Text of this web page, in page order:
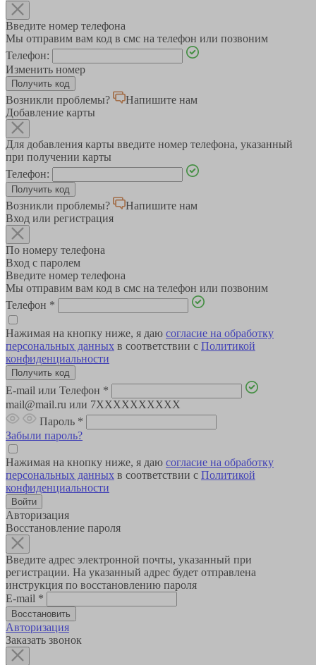
Введите номер телефона
Мы отправим вам код в смс на телефон или позвоним
Телефон:
Изменить номер
Возникли проблемы?
Напишите нам
Добавление карты
Для добавления карты введите номер телефона, указанный
при получении карты
Телефон:
Возникли проблемы?
Напишите нам
Вход или регистрация
По номеру телефона
Вход с паролем
Введите номер телефона
Мы отправим вам код в смс на телефон или позвоним
Телефон *
Нажимая на кнопку ниже, я даю согласие на обработку
персональных данных в соответствии с Политикой
конфиденциальности
E-mail или Телефон *
mail@mail.ru или 7XXXXXXXXXX
Пароль *
Забыли пароль?
Нажимая на кнопку ниже, я даю согласие на обработку
персональных данных в соответствии с Политикой
конфиденциальности
Авторизация
Восстановление пароля
Введите адрес электронной почты, указанный при
регистрации. На указанный адрес будет отправлена
инструкция по восстановлению пароля
E-mail *
Авторизация
Заказать звонок